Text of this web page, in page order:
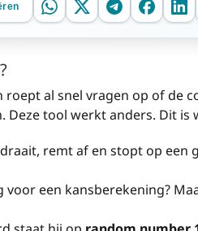
roept al snel vragen op of de
Deze tool werkt anders. Dit is
remt af en stopt op een
voor een kansberekening?